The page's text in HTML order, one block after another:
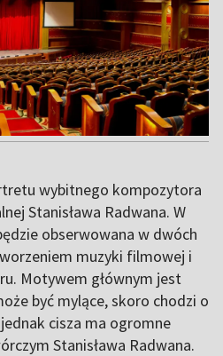
wybitnego kompozytora
Stanisława Radwana. W
obserwowana w dwóch
muzyki filmowej i
Motywem głównym jest
być mylące, skoro chodzi o
cisza ma ogromne
Stanisława Radwana.